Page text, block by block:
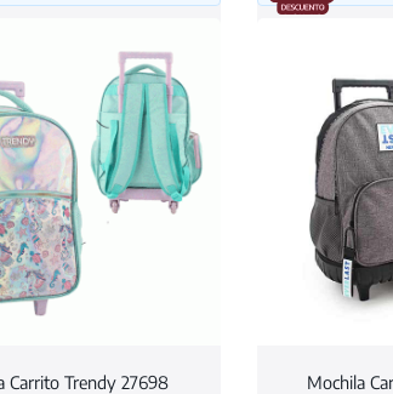
Carrito Trendy 27698 Mochila